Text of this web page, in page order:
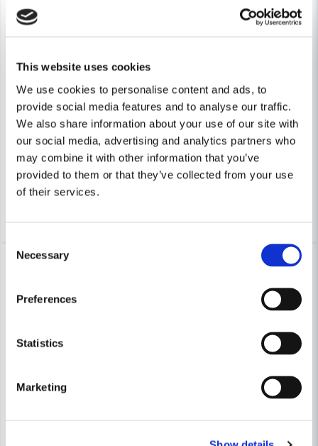
This website uses cookies
We use cookies to personalise content and ads, to
provide social media features and to analyse our traffic.
We also share information about your use of our site with
our social media, advertising and analytics partners who
may combine it with other information that you’ve
provided to them or that they’ve collected from your use
of their services.
Selection
Necessary
Preferences
Statistics
Marketing
Makita DBN601ZJ Dyckertpistol 18V 1,6mm (Utan batterier)
7 442 kr
6 723 kr
Obekräftad leveranstid -
Ring/maila oss om du vill ha
uppdaterat leveransbesked
MAKITA POWERTOOLS
Makita DST221Z Häftpistol
3 637 kr
3 286 kr
Leveranstid ifrån leverantör ca
-12%